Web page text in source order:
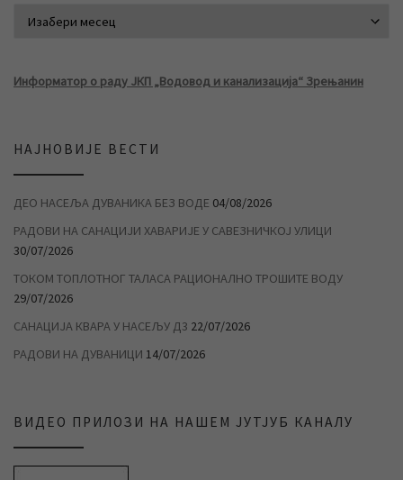
Информатор о раду ЈКП „Водовод и канализација“ Зрењанин
НАЈНОВИЈЕ ВЕСТИ
ДЕО НАСЕЉА ДУВАНИКА БЕЗ ВОДЕ 04/08/2026
РАДОВИ НА САНАЦИЈИ ХАВАРИЈЕ У САВЕЗНИЧКОЈ УЛИЦИ
30/07/2026
ТОКОМ ТОПЛОТНОГ ТАЛАСА РАЦИОНАЛНО ТРОШИТЕ ВОДУ
29/07/2026
САНАЦИЈА КВАРА У НАСЕЉУ Д3 22/07/2026
РАДОВИ НА ДУВАНИЦИ 14/07/2026
ВИДЕО ПРИЛОЗИ НА НАШЕМ ЈУТЈУБ КАНАЛУ